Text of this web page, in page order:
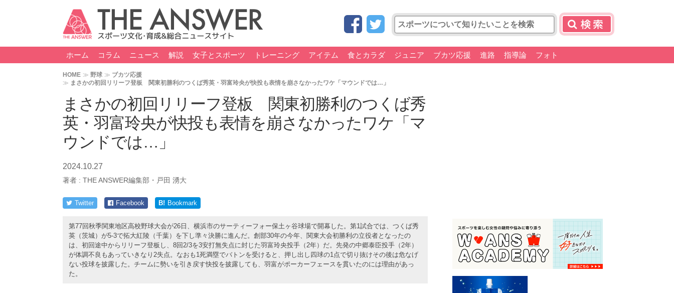
ホーム コラム ニュース 解説 女子とスポーツ トレーニング アイテム 食とカラダ ジュニア ブカツ応援 進路 指導論 フォト
HOME 野球
ブカツ応援
まさかの初回リリーフ登板 関東初勝利のつくば秀英・羽富玲央が快投も表情を崩さなかったワケ「マウンドでは…」
まさかの初回リリーフ登板 関東初勝利のつくば秀
英・羽富玲央が快投も表情を崩さなかったワケ「マ
ウンドでは…」
2024.10.27
著者 : THE ANSWER編集部・戸田 湧大
Twitter Facebook B! Bookmark
第77回秋季関東地区高校野球大会が26日、横浜市のサーティーフォー保土ヶ谷球場で開幕した。第1試合では、つくば秀
英（茨城）が5-3で拓大紅陵（千葉）を下し準々決勝に進んだ。創部30年の今年、関東大会初勝利の立役者となったの
は、初回途中からリリーフ登板し、8回2/3を3安打無失点に封じた羽富玲央投手（2年）だ。先発の中郷泰臣投手（2年）
が体調不良もあっていきなり2失点。なおも1死満塁でバトンを受けると、押し出し四球の1点で切り抜けその後は危なげ
ない投球を披露した。チームに勢いを引き戻す快投を披露しても、羽富がポーカーフェースを貫いたのには理由があっ
た。